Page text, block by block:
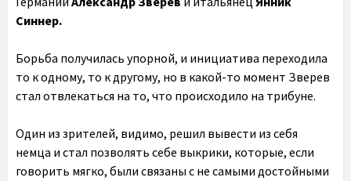
Синнер.
Борьба получилась упорной, и инициатива переходила
то к одному, то к другому, но в какой-то момент Зверев
стал отвлекаться на то, что происходило на трибуне.
Один из зрителей, видимо, решил вывести из себя
немца и стал позволять себе выкрики, которые, если
говорить мягко, были связаны с не самыми достойными